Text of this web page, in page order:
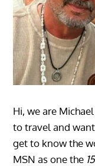
Hi, we are
to travel and
get to know the
MSN as one the